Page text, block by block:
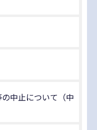
中止について（中